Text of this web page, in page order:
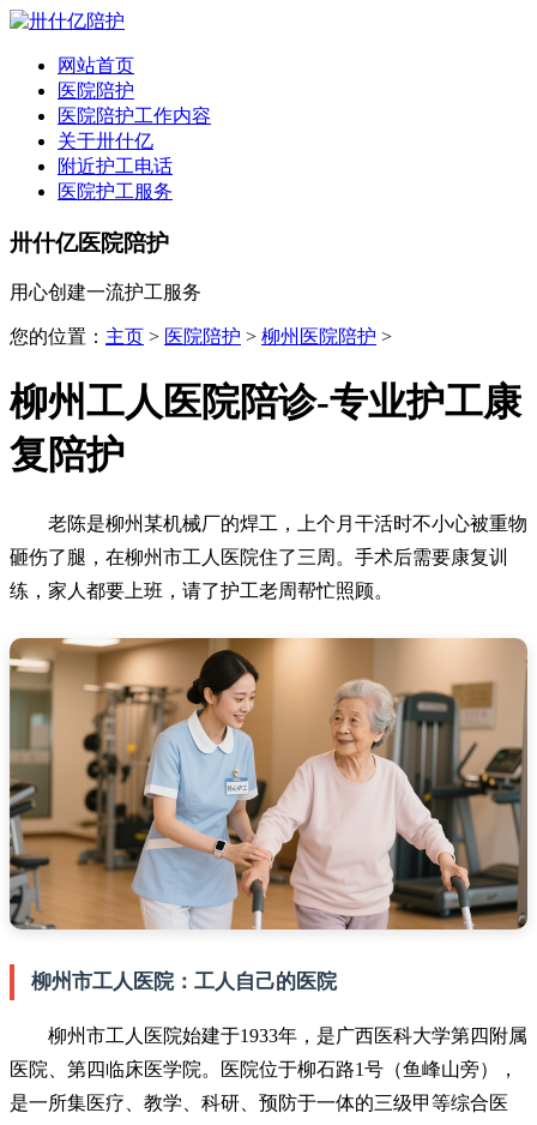
网站首页
医院陪护
医院陪护工作内容
关于卅什亿
附近护工电话
医院护工服务
卅什亿医院陪护
用心创建一流护工服务
您的位置： 主页 > 医院陪护 > 柳州医院陪护 >
柳州工人医院陪诊-专业护工康
复陪护
老陈是柳州某机械厂的焊工，上个月干活时不小心被重物
砸伤了腿，在柳州市工人医院住了三周。手术后需要康复训
练，家人都要上班，请了护工老周帮忙照顾。
柳州市工人医院：工人自己的医院
柳州市工人医院始建于1933年，是广西医科大学第四附属
医院、第四临床医学院。医院位于柳石路1号（鱼峰山旁），
是一所集医疗、教学、科研、预防于一体的三级甲等综合医